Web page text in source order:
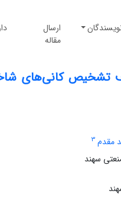
ارسال
مقاله
تشخیص کانی‌های
مقدم 3
سهند